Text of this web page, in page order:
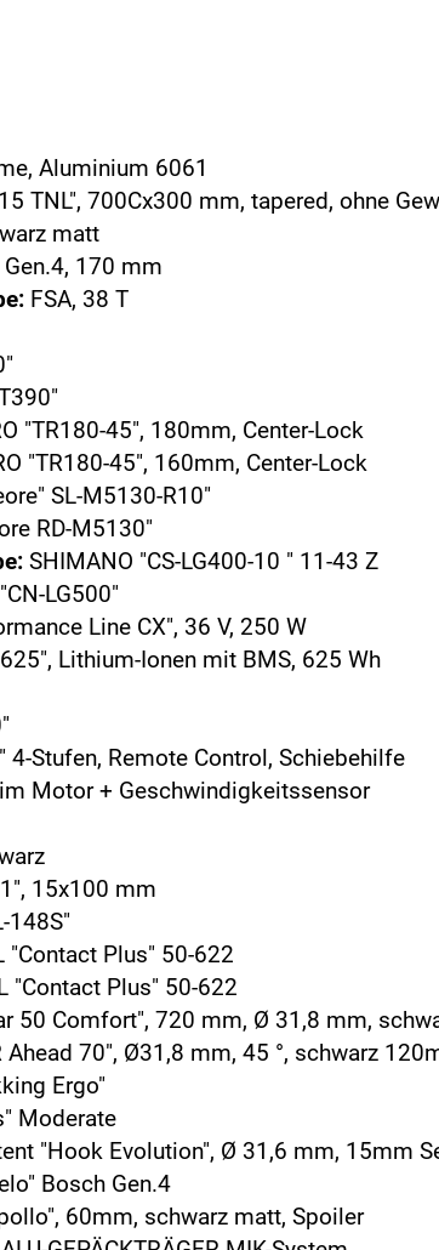
Aluminium 6061
TNL", 700Cx300 mm, tapered, ohne
matt
Gen.4, 170 mm
FSA, 38 T
"TR180-45", 180mm, Center-Lock
"TR180-45", 160mm, Center-Lock
SL-M5130-R10"
RD-M5130"
SHIMANO "CS-LG400-10 " 11-43 Z
LG500"
Line CX", 36 V, 250 W
Lithium-Ionen mit BMS, 625 Wh
4-Stufen, Remote Control, Schiebehilfe
Motor + Geschwindigkeitssensor
15x100 mm
148S"
"Contact Plus" 50-622
"Contact Plus" 50-622
50 Comfort", 720 mm, Ø 31,8 mm,
Ahead 70", Ø31,8 mm, 45 °, schwarz
Ergo"
Moderate
"Hook Evolution", Ø 31,6 mm, 15mm
Bosch Gen.4
60mm, schwarz matt, Spoiler